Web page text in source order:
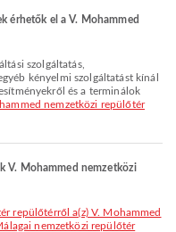
érhetők el a V. Mohammed
kényelmi szolgáltatást kínál
és a terminálok
nemzetközi repülőtér
V. Mohammed nemzetközi
nemzetközi repülőtér